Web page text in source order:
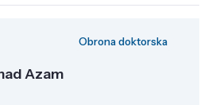
Obrona doktorska
Azam